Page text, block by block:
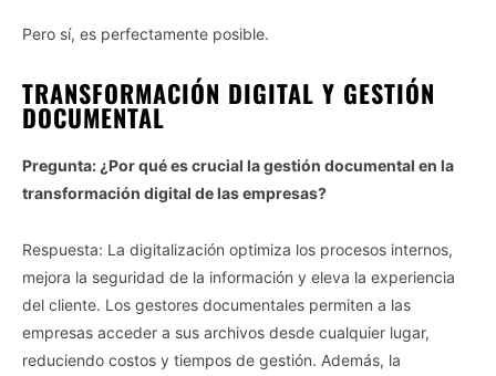
Pero sí, es perfectamente posible.
TRANSFORMACIÓN DIGITAL Y GESTIÓN
DOCUMENTAL
Pregunta: ¿Por qué es crucial la gestión documental en la
transformación digital de las empresas?
Respuesta: La digitalización optimiza los procesos internos,
mejora la seguridad de la información y eleva la experiencia
del cliente. Los gestores documentales permiten a las
empresas acceder a sus archivos desde cualquier lugar,
reduciendo costos y tiempos de gestión. Además, la